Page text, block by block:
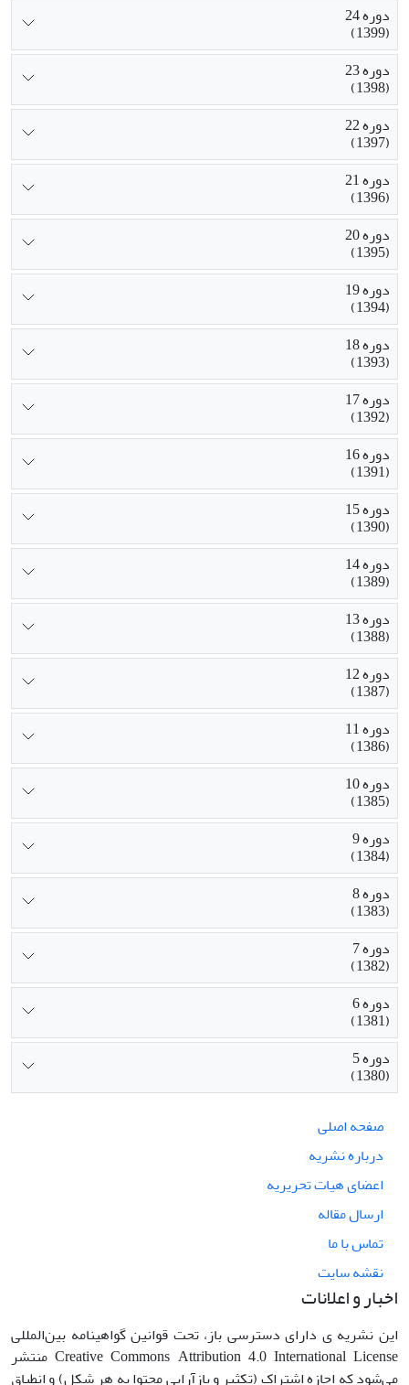
دوره 24
(1399)
دوره 23
(1398)
دوره 22
(1397)
دوره 21
(1396)
دوره 20
(1395)
دوره 19
(1394)
دوره 18
(1393)
دوره 17
(1392)
دوره 16
(1391)
دوره 15
(1390)
دوره 14
(1389)
دوره 13
(1388)
دوره 12
(1387)
دوره 11
(1386)
دوره 10
(1385)
دوره 9
(1384)
دوره 8
(1383)
دوره 7
(1382)
دوره 6
(1381)
دوره 5
(1380)
صفحه اصلی
درباره نشریه
اعضای هیات تحریریه
ارسال مقاله
تماس با ما
نقشه سایت
اخبار و اعلانات
این نشریه ی دارای دسترسی باز، تحت قوانین گواهینامه بین‌المللی
Creative Commons Attribution 4.0 International License منتشر
می‌شود که اجازه اشتراک (تکثیر و بازآرایی محتوا به هر شکل) و انطباق